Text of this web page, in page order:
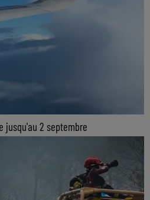
jusqu'au 2 septembre